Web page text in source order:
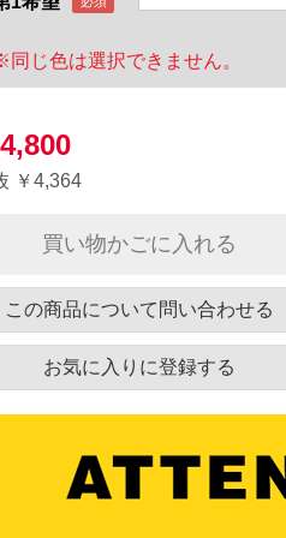
￥4,364
じ色は選択できません。
買い物かごに入れる
この商品について問い合わせる
お気に入りに登録する